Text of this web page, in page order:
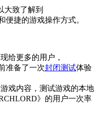
大致了解到
便捷的游戏操作方式。
更多的用户，
准备了一次封闭测试体验
内容，测试游戏的本地
》的用户一次率